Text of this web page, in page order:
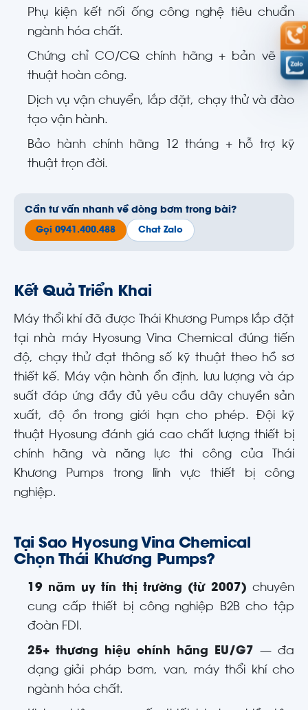
Phụ kiện kết nối ống công nghệ tiêu chuẩn
ngành hóa chất.
Chứng chỉ CO/CQ chính hãng + bản vẽ kỹ
thuật hoàn công.
Dịch vụ vận chuyển, lắp đặt, chạy thử và đào
tạo vận hành.
Bảo hành chính hãng 12 tháng + hỗ trợ kỹ
thuật trọn đời.
Cần tư vấn nhanh về dòng bơm trong bài?
Gọi 0941.400.488 Chat Zalo
Kết Quả Triển Khai
Máy thổi khí đã được Thái Khương Pumps lắp đặt
tại nhà máy Hyosung Vina Chemical đúng tiến
độ, chạy thử đạt thông số kỹ thuật theo hồ sơ
thiết kế. Máy vận hành ổn định, lưu lượng và áp
suất đáp ứng đầy đủ yêu cầu dây chuyền sản
xuất, độ ồn trong giới hạn cho phép. Đội kỹ
thuật Hyosung đánh giá cao chất lượng thiết bị
chính hãng và năng lực thi công của Thái
Khương Pumps trong lĩnh vực thiết bị công
nghiệp.
Tại Sao Hyosung Vina Chemical
Chọn Thái Khương Pumps?
19 năm uy tín thị trường (từ 2007) chuyên
cung cấp thiết bị công nghiệp B2B cho tập
đoàn FDI.
25+ thương hiệu chính hãng EU/G7
— đa
dạng giải pháp bơm, van, máy thổi khí cho
ngành hóa chất.